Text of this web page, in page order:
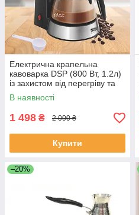
Електрична крапельна
кавоварка DSP (800 Вт, 1.2л)
із захистом від перегріву та
робочого тиску KA-3063
В наявності
1 498 ₴ 2 000 ₴
Купити
–20%